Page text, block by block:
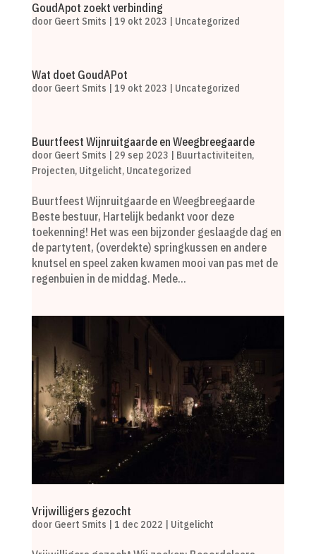
GoudApot zoekt verbinding
door Geert Smits 19 okt 2023 Uncategorized
Wat doet GoudAPot
door Geert Smits 19 okt 2023 Uncategorized
Buurtfeest Wijnruitgaarde en Weegbreegaarde
door Geert Smits 29 sep 2023 Buurtactiviteiten,
Projecten, Uitgelicht, Uncategorized
Buurtfeest Wijnruitgaarde en Weegbreegaarde
Beste bestuur, Hartelijk bedankt voor deze
toekenning! Het was een bijzonder geslaagde dag en
de partytent, (overdekte) springkussen en andere
knutsel en speel zaken kwamen mooi van pas met de
regenbuien in de middag. Mede...
Vrijwilligers gezocht
door Geert Smits | 1 dec 2022 | Uitgelicht